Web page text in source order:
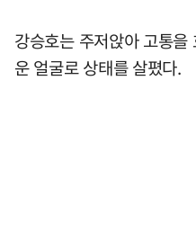
강승호는 주저앉아 고통
운 얼굴로 상태를 살폈다.